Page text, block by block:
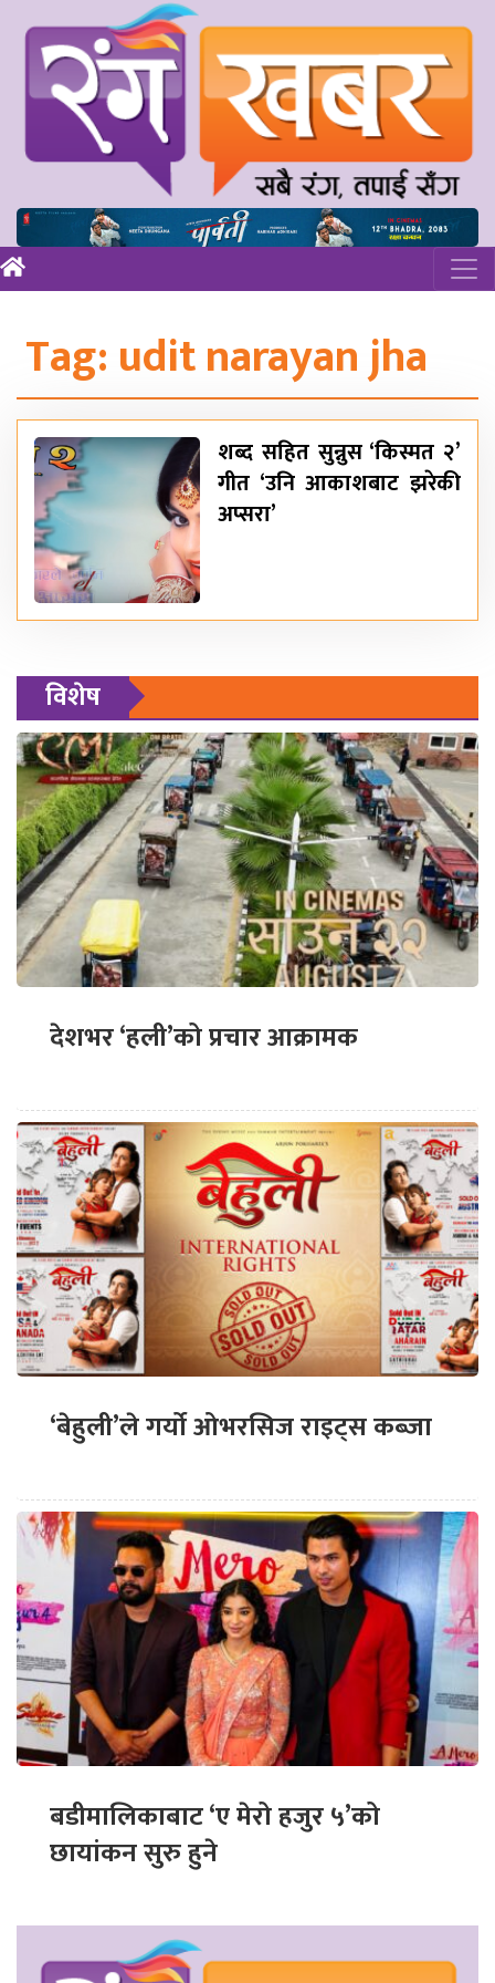
Tag:udit narayan jha
शब्द सहित सुन्नुस ‘किस्मत २’
गीत ‘उनि आकाशबाट झरेकी
अप्सरा’
विशेष
देशभर ‘हली’को प्रचार आक्रामक
‘बेहुली’ले गर्यो ओभरसिज राइट्स कब्जा
बडीमालिकाबाट ‘ए मेरो हजुर ५’को
छायांकन सुरु हुने